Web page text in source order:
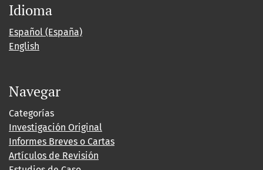
Idioma
Español (España)
English
Navegar
Categorías
Investigación Original
Informes Breves o Cartas
Artículos de Revisión